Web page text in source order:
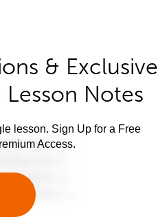
& Exclusive
Notes
lesson. Sign Up for a Free
Access.